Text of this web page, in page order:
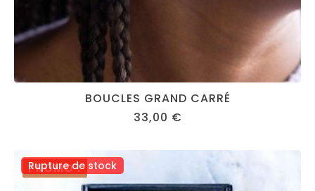
BOUCLES GRAND CARRÉ
33,00 €
Rupture de stock
PROMO !